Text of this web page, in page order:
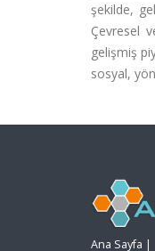
şekilde,
Çevresel
gelişmiş
sosyal,
Ana Sayfa |